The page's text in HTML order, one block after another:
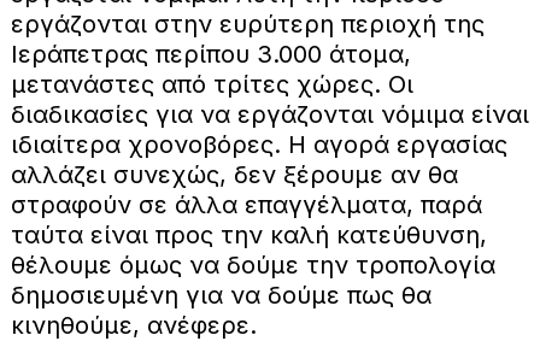
εργάζονται στην ευρύτερη περιοχή της
Ιεράπετρας περίπου 3.000 άτομα,
μετανάστες από τρίτες χώρες. Οι
διαδικασίες για να εργάζονται νόμιμα είναι
ιδιαίτερα χρονοβόρες. Η αγορά εργασίας
αλλάζει συνεχώς, δεν ξέρουμε αν θα
στραφούν σε άλλα επαγγέλματα, παρά
ταύτα είναι προς την καλή κατεύθυνση,
θέλουμε όμως να δούμε την τροπολογία
δημοσιευμένη για να δούμε πως θα
κινηθούμε, ανέφερε.